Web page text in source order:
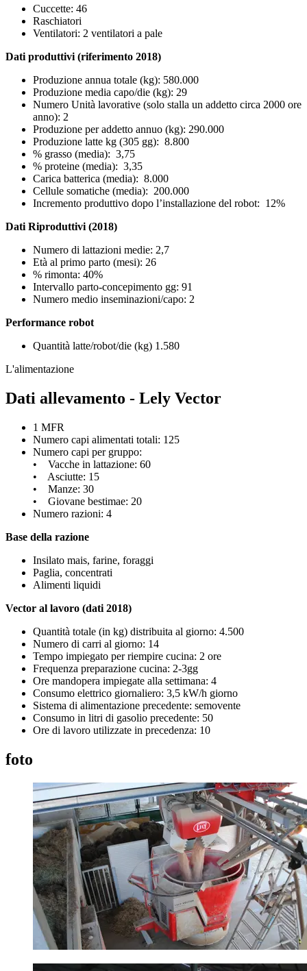
Cuccette: 46
Raschiatori
Ventilatori: 2 ventilatori a pale
Dati produttivi (riferimento 2018)
Produzione annua totale (kg): 580.000
Produzione media capo/die (kg): 29
Numero Unità lavorative (solo stalla un addetto circa 2000 ore
anno): 2
Produzione per addetto annuo (kg): 290.000
Produzione latte kg (305 gg): 8.800
% grasso (media): 3,75
% proteine (media): 3,35
Carica batterica (media): 8.000
Cellule somatiche (media): 200.000
Incremento produttivo dopo l’installazione del robot: 12%
Dati Riproduttivi (2018)
Numero di lattazioni medie: 2,7
Età al primo parto (mesi): 26
% rimonta: 40%
Intervallo parto-concepimento gg: 91
Numero medio inseminazioni/capo: 2
Performance robot
Quantità latte/robot/die (kg) 1.580
L'alimentazione
Dati allevamento - Lely Vector
1 MFR
Numero capi alimentati totali: 125
Numero capi per gruppo:
• Vacche in lattazione: 60
• Asciutte: 15
• Manze: 30
• Giovane bestimae: 20
Numero razioni: 4
Base della razione
Insilato mais, farine, foraggi
Paglia, concentrati
Alimenti liquidi
Vector al lavoro (dati 2018)
Quantità totale (in kg) distribuita al giorno: 4.500
Numero di carri al giorno: 14
Tempo impiegato per riempire cucina: 2 ore
Frequenza preparazione cucina: 2-3gg
Ore mandopera impiegate alla settimana: 4
Consumo elettrico giornaliero: 3,5 kW/h giorno
Sistema di alimentazione precedente: semovente
Consumo in litri di gasolio precedente: 50
Ore di lavoro utilizzate in precedenza: 10
foto